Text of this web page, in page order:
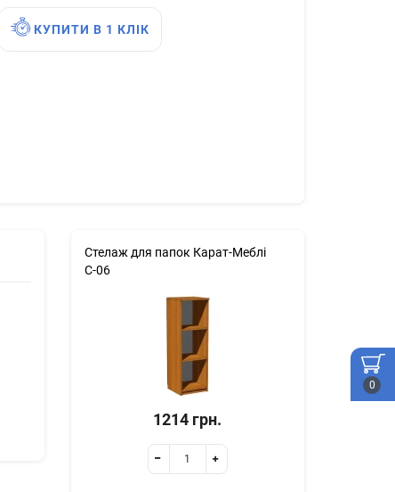
0
КУПИТИ В 1 КЛІК
Стелаж для папок Карат-Меблі
С-06
1214 грн.